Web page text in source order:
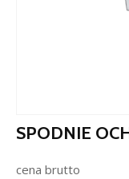
SPODNIE
cena brutto